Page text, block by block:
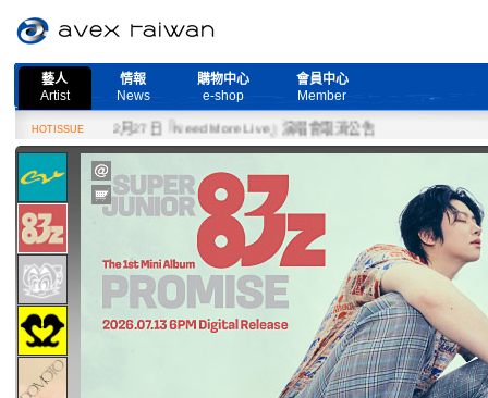
藝人
Artist
情報
News
購物中心
e-shop
會員中心
Member
HOTISSUE2月27日『Need More Live』演唱會取消公告